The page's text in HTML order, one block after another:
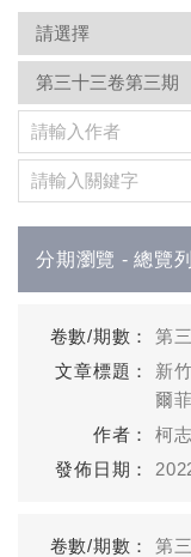
分期瀏覽 - 總覽
第
新
爾
柯
第